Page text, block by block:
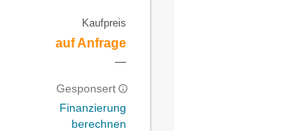
Kaufpreis
auf Anfrage
—
Gesponsert
Finanzierung
berechnen